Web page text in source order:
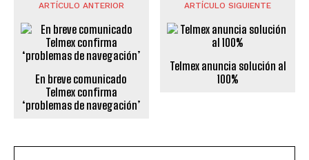
ARTÍCULO ANTERIOR
En breve comunicado
Telmex confirma
‘problemas de navegación’
ARTÍCULO SIGUIENTE
Telmex anuncia solución al
100%